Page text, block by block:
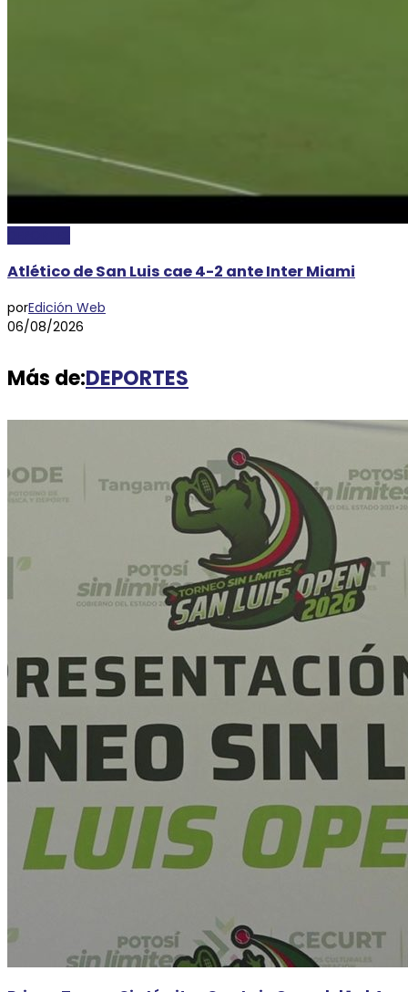
Atlético de San Luis cae 4-2 ante Inter Miami
porEdición Web
06/08/2026
Más de:DEPORTES